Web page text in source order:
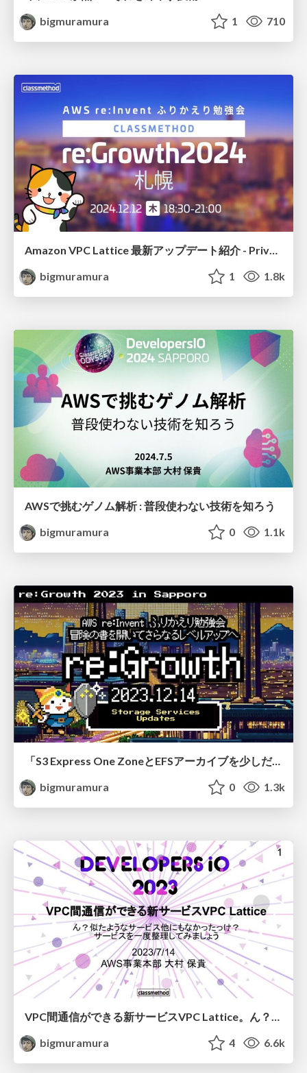
bigmuramura
1 710
Amazon VPC Lattice 最新アップデート紹介 - PrivateLink も似たようなアップデートあったけど違いとは
bigmuramura
1 1.8k
AWSで挑むゲノム解析 : 普段使わない技術を知ろう
bigmuramura
0 1.1k
「S3 Express One ZoneとEFSアーカイブを少しだけ詳しくなろう」re:Growth 2023 in Sapporo
bigmuramura
0 1.3k
bigmuramura
4 6.6k